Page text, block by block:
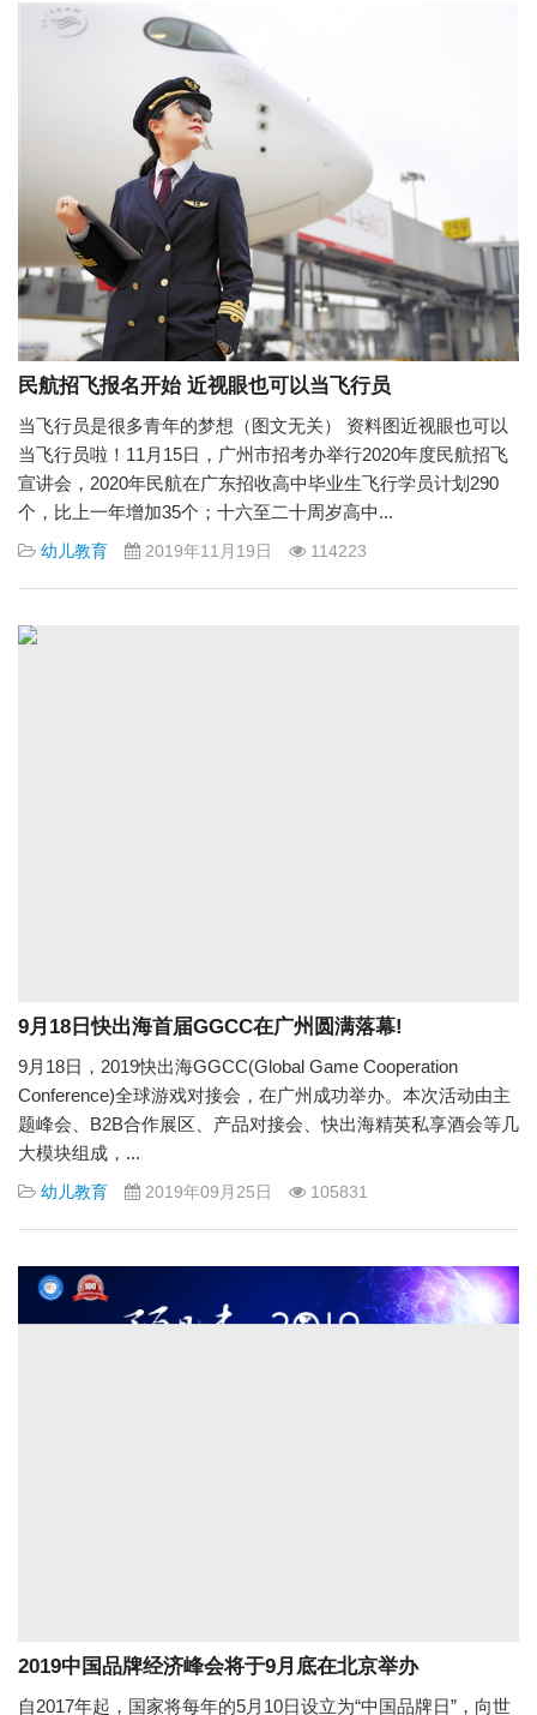
民航招飞报名开始 近视眼也可以当飞行员
当飞行员是很多青年的梦想（图文无关） 资料图近视眼也可以
当飞行员啦！11月15日，广州市招考办举行2020年度民航招飞
宣讲会，2020年民航在广东招收高中毕业生飞行学员计划290
个，比上一年增加35个；十六至二十周岁高中...
幼儿教育 2019年11月19日 114223
9月18日快出海首届GGCC在广州圆满落幕!
9月18日，2019快出海GGCC(Global Game Cooperation
Conference)全球游戏对接会，在广州成功举办。本次活动由主
题峰会、B2B合作展区、产品对接会、快出海精英私享酒会等几
大模块组成，...
幼儿教育 2019年09月25日 105831
2019中国品牌经济峰会将于9月底在北京举办
自2017年起，国家将每年的5月10日设立为“中国品牌日”，向世